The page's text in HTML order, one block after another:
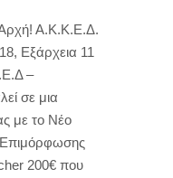
Α.Κ.Κ.Ε.Δ.
Εξάρχεια 11
–
σε μια
με το Νέο
200€ που